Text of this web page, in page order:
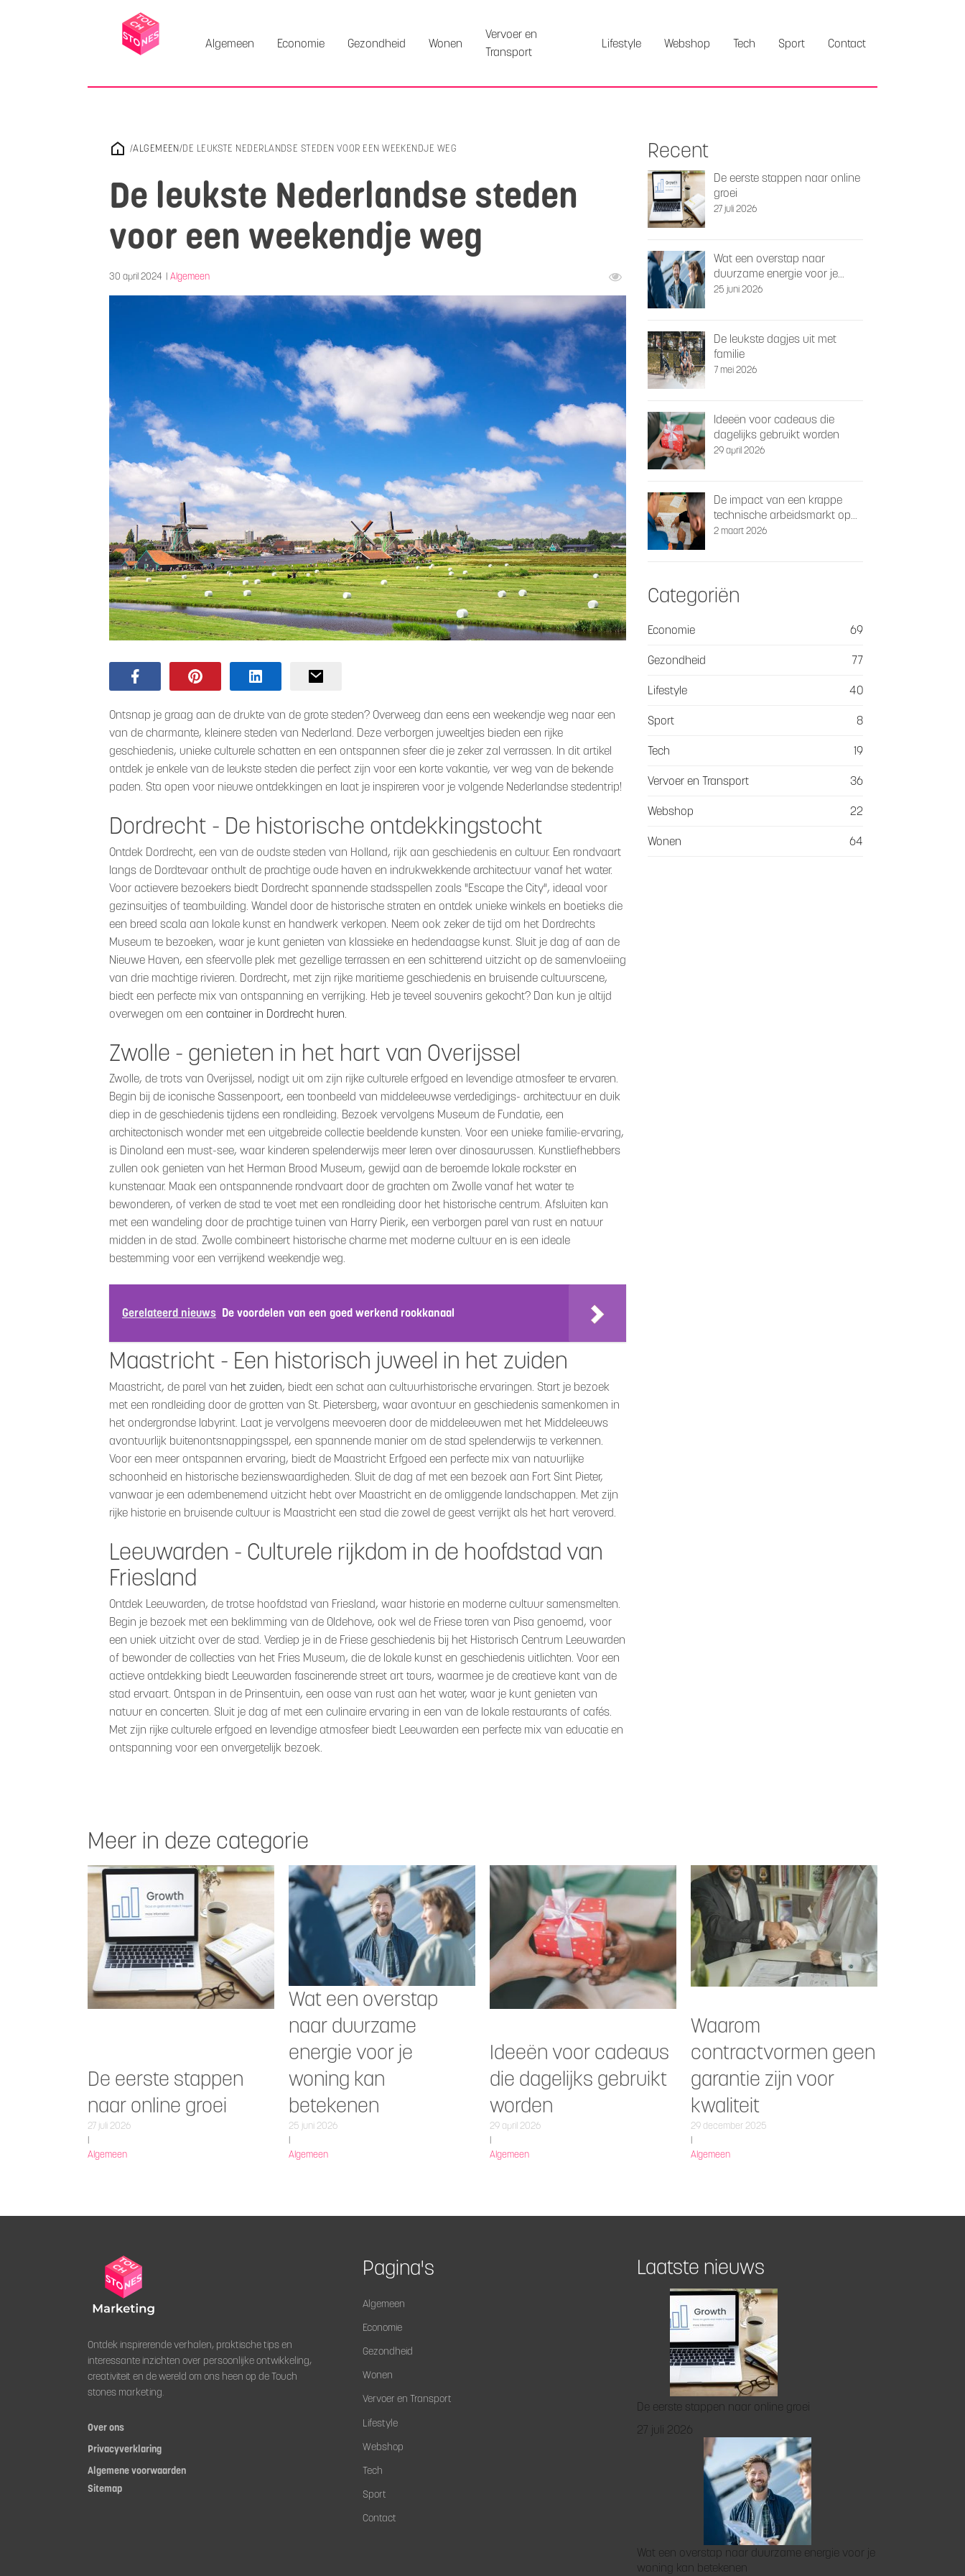
Algemeen Economie Gezondheid Wonen
Vervoer en
Transport
Lifestyle Webshop Tech Sport Contact
/ALGEMEEN/DE LEUKSTE NEDERLANDSE STEDEN VOOR EEN WEEKENDJE WEG
De leukste Nederlandse steden
voor een weekendje weg
30 april 2024 | Algemeen
Ontsnap je graag aan de drukte van de grote steden? Overweeg dan eens een weekendje weg naar een
van de charmante, kleinere steden van Nederland. Deze verborgen juweeltjes bieden een rijke
geschiedenis, unieke culturele schatten en een ontspannen sfeer die je zeker zal verrassen. In dit artikel
ontdek je enkele van de leukste steden die perfect zijn voor een korte vakantie, ver weg van de bekende
paden. Sta open voor nieuwe ontdekkingen en laat je inspireren voor je volgende Nederlandse stedentrip!
Dordrecht - De historische ontdekkingstocht
Ontdek Dordrecht, een van de oudste steden van Holland, rijk aan geschiedenis en cultuur. Een rondvaart
langs de Dordtevaar onthult de prachtige oude haven en indrukwekkende architectuur vanaf het water.
Voor actievere bezoekers biedt Dordrecht spannende stadsspellen zoals "Escape the City", ideaal voor
gezinsuitjes of teambuilding. Wandel door de historische straten en ontdek unieke winkels en boetieks die
een breed scala aan lokale kunst en handwerk verkopen. Neem ook zeker de tijd om het Dordrechts
Museum te bezoeken, waar je kunt genieten van klassieke en hedendaagse kunst. Sluit je dag af aan de
Nieuwe Haven, een sfeervolle plek met gezellige terrassen en een schitterend uitzicht op de samenvloeiing
van drie machtige rivieren. Dordrecht, met zijn rijke maritieme geschiedenis en bruisende cultuurscene,
biedt een perfecte mix van ontspanning en verrijking. Heb je teveel souvenirs gekocht? Dan kun je altijd
overwegen om een container in Dordrecht huren.
Zwolle - genieten in het hart van Overijssel
Zwolle, de trots van Overijssel, nodigt uit om zijn rijke culturele erfgoed en levendige atmosfeer te ervaren.
Begin bij de iconische Sassenpoort, een toonbeeld van middeleeuwse verdedigings- architectuur en duik
diep in de geschiedenis tijdens een rondleiding. Bezoek vervolgens Museum de Fundatie, een
architectonisch wonder met een uitgebreide collectie beeldende kunsten. Voor een unieke familie-ervaring,
is Dinoland een must-see, waar kinderen spelenderwijs meer leren over dinosaurussen. Kunstliefhebbers
zullen ook genieten van het Herman Brood Museum, gewijd aan de beroemde lokale rockster en
kunstenaar. Maak een ontspannende rondvaart door de grachten om Zwolle vanaf het water te
bewonderen, of verken de stad te voet met een rondleiding door het historische centrum. Afsluiten kan
met een wandeling door de prachtige tuinen van Harry Pierik, een verborgen parel van rust en natuur
midden in de stad. Zwolle combineert historische charme met moderne cultuur en is een ideale
bestemming voor een verrijkend weekendje weg.
Gerelateerd nieuws De voordelen van een goed werkend rookkanaal
Maastricht - Een historisch juweel in het zuiden
Maastricht, de parel van het zuiden, biedt een schat aan cultuurhistorische ervaringen. Start je bezoek
met een rondleiding door de grotten van St. Pietersberg, waar avontuur en geschiedenis samenkomen in
het ondergrondse labyrint. Laat je vervolgens meevoeren door de middeleeuwen met het Middeleeuws
avontuurlijk buitenontsnappingsspel, een spannende manier om de stad spelenderwijs te verkennen.
Voor een meer ontspannen ervaring, biedt de Maastricht Erfgoed een perfecte mix van natuurlijke
schoonheid en historische bezienswaardigheden. Sluit de dag af met een bezoek aan Fort Sint Pieter,
vanwaar je een adembenemend uitzicht hebt over Maastricht en de omliggende landschappen. Met zijn
rijke historie en bruisende cultuur is Maastricht een stad die zowel de geest verrijkt als het hart veroverd.
Leeuwarden - Culturele rijkdom in de hoofdstad van
Friesland
Ontdek Leeuwarden, de trotse hoofdstad van Friesland, waar historie en moderne cultuur samensmelten.
Begin je bezoek met een beklimming van de Oldehove, ook wel de Friese toren van Pisa genoemd, voor
een uniek uitzicht over de stad. Verdiep je in de Friese geschiedenis bij het Historisch Centrum Leeuwarden
of bewonder de collecties van het Fries Museum, die de lokale kunst en geschiedenis uitlichten. Voor een
actieve ontdekking biedt Leeuwarden fascinerende street art tours, waarmee je de creatieve kant van de
stad ervaart. Ontspan in de Prinsentuin, een oase van rust aan het water, waar je kunt genieten van
natuur en concerten. Sluit je dag af met een culinaire ervaring in een van de lokale restaurants of cafés.
Met zijn rijke culturele erfgoed en levendige atmosfeer biedt Leeuwarden een perfecte mix van educatie en
ontspanning voor een onvergetelijk bezoek.
Recent
De eerste stappen naar online
groei
27 juli 2026
Wat een overstap naar
duurzame energie voor je
woning kan betekenen
25 juni 2026
De leukste dagjes uit met
familie
7 mei 2026
Ideeën voor cadeaus die
dagelijks gebruikt worden
29 april 2026
De impact van een krappe
technische arbeidsmarkt op
schaalbaarheid
2 maart 2026
Categoriën
Economie
69
Gezondheid
77
Lifestyle
40
Sport
8
Tech
19
Vervoer en Transport
36
Webshop
22
Wonen
64
Meer in deze categorie
De eerste stappen
naar online groei
27 juli 2026
|
Algemeen
Wat een overstap
naar duurzame
energie voor je
woning kan
betekenen
25 juni 2026
|
Algemeen
Ideeën voor cadeaus
die dagelijks gebruikt
worden
29 april 2026
|
Algemeen
Waarom
contractvormen geen
garantie zijn voor
kwaliteit
29 december 2025
|
Algemeen
Ontdek inspirerende verhalen, praktische tips en
interessante inzichten over persoonlijke ontwikkeling,
creativiteit en de wereld om ons heen op de Touch
stones marketing.
Over ons
Privacyverklaring
Algemene voorwaarden
Sitemap
Pagina's
Algemeen
Economie
Gezondheid
Wonen
Vervoer en Transport
Lifestyle
Webshop
Tech
Sport
Contact
Laatste nieuws
De eerste stappen naar online groei
27 juli 2026
Wat een overstap naar duurzame energie voor je
woning kan betekenen